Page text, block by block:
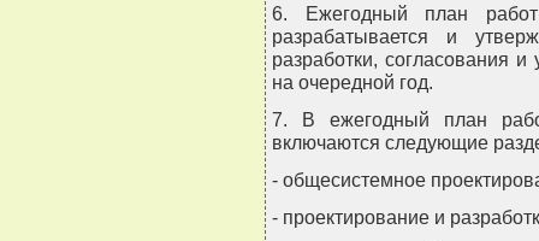
6. Ежегодный план
разрабатывается и
разработки, согласования
на очередной год.
7. В ежегодный план
включаются следующие
- общесистемное
- проектирование и